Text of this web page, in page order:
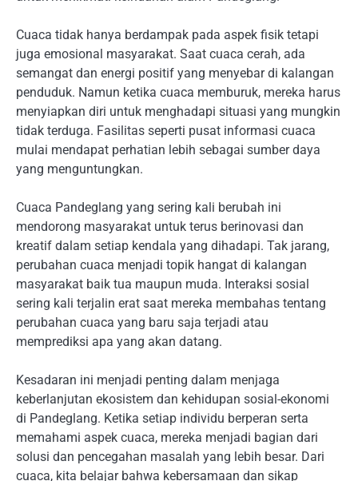
Cuaca tidak hanya berdampak pada aspek fisik tetapi
juga emosional masyarakat. Saat cuaca cerah, ada
semangat dan energi positif yang menyebar di kalangan
penduduk. Namun ketika cuaca memburuk, mereka harus
menyiapkan diri untuk menghadapi situasi yang mungkin
tidak terduga. Fasilitas seperti pusat informasi cuaca
mulai mendapat perhatian lebih sebagai sumber daya
yang menguntungkan.
Cuaca Pandeglang yang sering kali berubah ini
mendorong masyarakat untuk terus berinovasi dan
kreatif dalam setiap kendala yang dihadapi. Tak jarang,
perubahan cuaca menjadi topik hangat di kalangan
masyarakat baik tua maupun muda. Interaksi sosial
sering kali terjalin erat saat mereka membahas tentang
perubahan cuaca yang baru saja terjadi atau
memprediksi apa yang akan datang.
Kesadaran ini menjadi penting dalam menjaga
keberlanjutan ekosistem dan kehidupan sosial-ekonomi
di Pandeglang. Ketika setiap individu berperan serta
memahami aspek cuaca, mereka menjadi bagian dari
solusi dan pencegahan masalah yang lebih besar. Dari
cuaca, kita belajar bahwa kebersamaan dan sikap